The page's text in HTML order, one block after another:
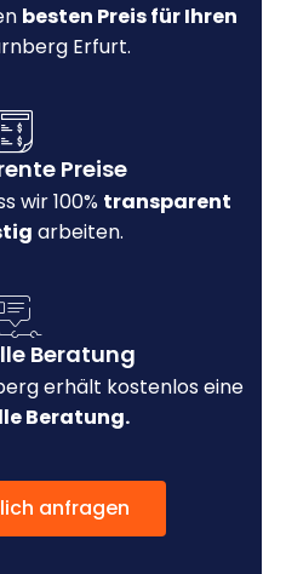
besten Preis für Ihren
Erfurt.
Preise
wir 100% transparent
arbeiten.
Beratung
erhält kostenlos eine
Beratung.
anfragen